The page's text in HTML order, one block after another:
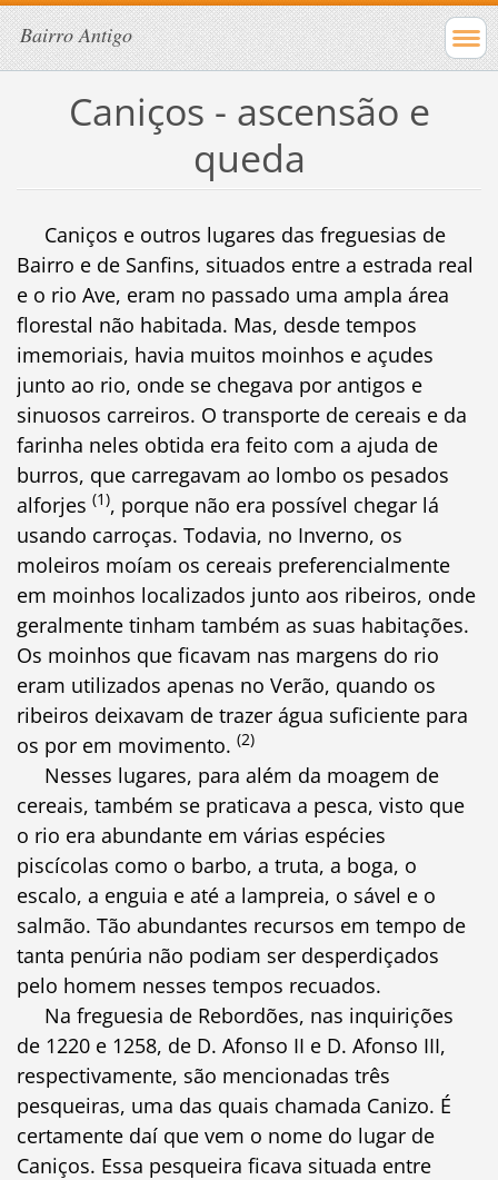
Bairro Antigo
Caniços - ascensão e
queda
Caniços e outros lugares das freguesias de
Bairro e de Sanfins, situados entre a estrada real
e o rio Ave, eram no passado uma ampla área
florestal não habitada. Mas, desde tempos
imemoriais, havia muitos moinhos e açudes
junto ao rio, onde se chegava por antigos e
sinuosos carreiros. O transporte de cereais e da
farinha neles obtida era feito com a ajuda de
burros, que carregavam ao lombo os pesados
alforjes (1), porque não era possível chegar lá
usando carroças. Todavia, no Inverno, os
moleiros moíam os cereais preferencialmente
em moinhos localizados junto aos ribeiros, onde
geralmente tinham também as suas habitações.
Os moinhos que ficavam nas margens do rio
eram utilizados apenas no Verão, quando os
ribeiros deixavam de trazer água suficiente para
os por em movimento. (2)
Nesses lugares, para além da moagem de
cereais, também se praticava a pesca, visto que
o rio era abundante em várias espécies
piscícolas como o barbo, a truta, a boga, o
escalo, a enguia e até a lampreia, o sável e o
salmão. Tão abundantes recursos em tempo de
tanta penúria não podiam ser desperdiçados
pelo homem nesses tempos recuados.
Na freguesia de Rebordões, nas inquirições
de 1220 e 1258, de D. Afonso II e D. Afonso III,
respectivamente, são mencionadas três
pesqueiras, uma das quais chamada Canizo. É
certamente daí que vem o nome do lugar de
Caniços. Essa pesqueira ficava situada entre